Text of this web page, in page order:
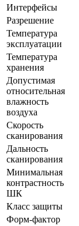
Интерфейсы
Разрешение
Температура
эксплуатации
Температура
хранения
Допустимая
относительная
влажность
воздуха
Скорость
сканирования
Дальность
сканирования
Минимальная
контрастность
ШК
Класс защиты
Форм-фактор